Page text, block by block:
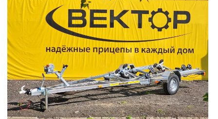
Меню
Главная
Прицепы
Бортовые